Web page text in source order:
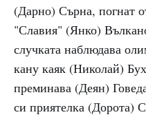
(Дарно) Сърна, погнат
"Славия" (Янко)
случката наблюдава
кану каяк (Николай)
преминава (Деян)
си приятелка (Дорота)